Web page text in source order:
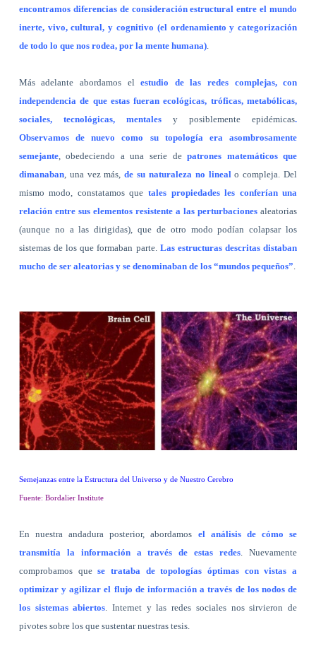
encontramos diferencias de consideración estructural entre el mundo
inerte, vivo, cultural, y cognitivo (el ordenamiento y categorización
de todo lo que nos rodea, por la mente humana).
Más adelante abordamos elestudio de las redes complejas, con
independencia de que estas fueran ecológicas, tróficas, metabólicas,
sociales, tecnológicas, mentalesy posiblemente epidémicas.
Observamos de nuevo como su topología era asombrosamente
semejante, obedeciendo a una serie depatrones matemáticos que
dimanaban, una vez más,de su naturaleza no linealo compleja. Del
mismo modo, constatamos que tales propiedades les conferían una
relación entre sus elementos resistente a las perturbaciones aleatorias
(aunque no a las dirigidas), que de otro modo podían colapsar los
sistemas de los que formaban parte. Las estructuras descritas distaban
mucho de ser aleatorias y se denominaban de los “mundos pequeños”.
Semejanzas entre la Estructura del Universo y de Nuestro Cerebro
Fuente: Bordalier Institute
En nuestra andadura posterior, abordamos el análisis de cómo se
transmitía la información a través de estas redes. Nuevamente
comprobamos quese trataba de topologías óptimas con vistas a
optimizar y agilizar el flujo de información a través de los nodos de
los sistemas abiertos. Internet y las redes sociales nos sirvieron de
pivotes sobre los que sustentar nuestras tesis.